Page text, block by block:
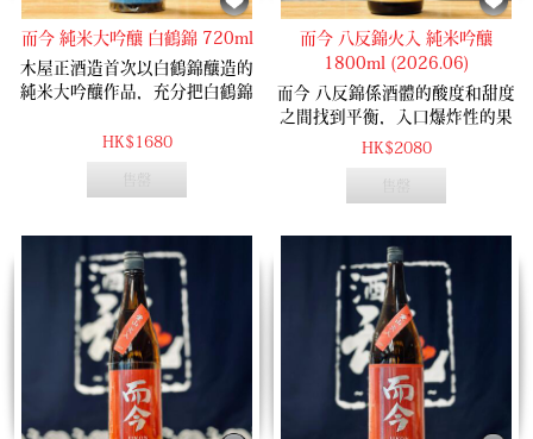
而今 純米大吟釀 白鶴錦 720ml
木屋正酒造首次以白鶴錦釀造的
純米大吟釀作品，充分把白鶴錦
HK$1680
而今 八反錦火入 純米吟釀
1800ml (2026.06)
而今 八反錦係酒體的酸度和甜度
之間找到平衡，入口爆炸性的果
香，再由後面啱啱好的酸度中
HK$2080